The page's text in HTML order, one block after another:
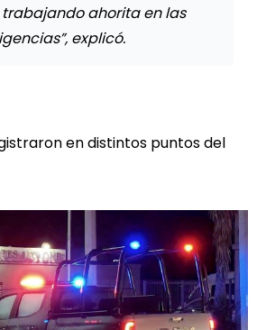
trabajando ahorita en las
explicó.
en distintos puntos del